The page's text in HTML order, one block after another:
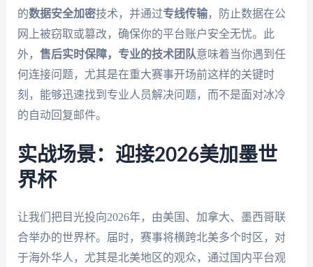
的数据安全加密技术，并通过专线传输，防止数据在公
网上被窃取或篡改，确保你的平台账户安全无忧。此
外， 售后实时保障，专业的技术团队意味着当你遇到任
何连接问题，尤其是在重大赛事开场前这样的关键时
刻，能够迅速找到专业人员解决问题，而不是面对冰冷
的自动回复邮件。
实战场景：迎接2026美加墨世
界杯
让我们把目光投向2026年，由美国、加拿大、墨西哥联
合举办的世界杯。届时，赛事将横跨北美多个时区，对
于海外华人，尤其是北美地区的观众，通过国内平台观